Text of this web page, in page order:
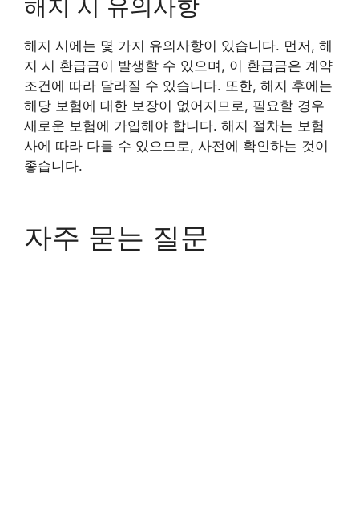
해지 시 유의사항
해지 시에는 몇 가지 유의사항이 있습니다. 먼저, 해
지 시 환급금이 발생할 수 있으며, 이 환급금은 계약
조건에 따라 달라질 수 있습니다. 또한, 해지 후에는
해당 보험에 대한 보장이 없어지므로, 필요할 경우
새로운 보험에 가입해야 합니다. 해지 절차는 보험
사에 따라 다를 수 있으므로, 사전에 확인하는 것이
좋습니다.
자주 묻는 질문